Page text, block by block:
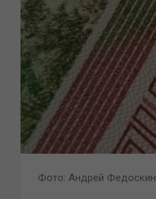
Фото: Андрей Федоскин